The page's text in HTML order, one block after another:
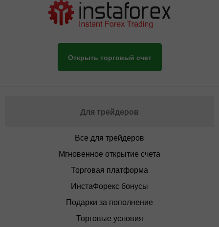
Открыть торговый счет
Для трейдеров
Все для трейдеров
Мгновенное открытие счета
Торговая платформа
ИнстаФорекс бонусы
Подарки за пополнение
Торговые условия